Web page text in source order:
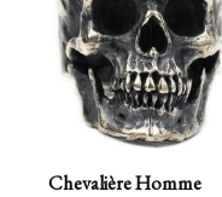
Chevalière Homme